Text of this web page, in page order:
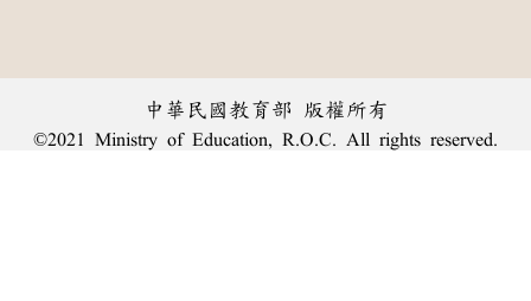
中華民國教育部 版權所有
©2021 Ministry of Education, R.O.C. All rights reserved.